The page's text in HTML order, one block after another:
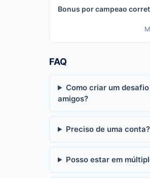
Bonus por campeao
FAQ
Como criar um
amigos?
Preciso de uma conta?
Posso estar em